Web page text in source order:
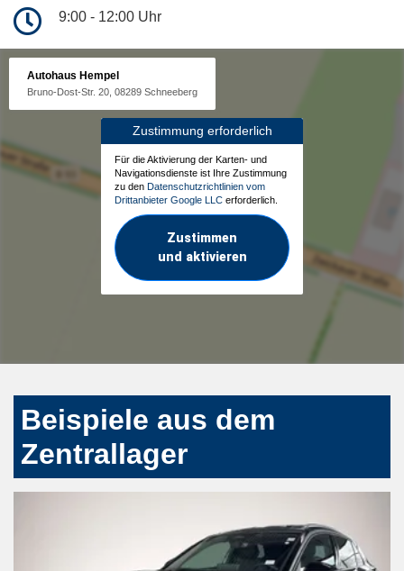
9:00 - 12:00 Uhr
Autohaus Hempel
Bruno-Dost-Str. 20, 08289 Schneeberg
Zustimmung erforderlich
Für die Aktivierung der Karten- und
Navigationsdienste ist Ihre Zustimmung
zu den Datenschutzrichtlinien vom
Drittanbieter Google LLC erforderlich.
Zustimmen
und aktivieren
Beispiele aus dem
Zentrallager